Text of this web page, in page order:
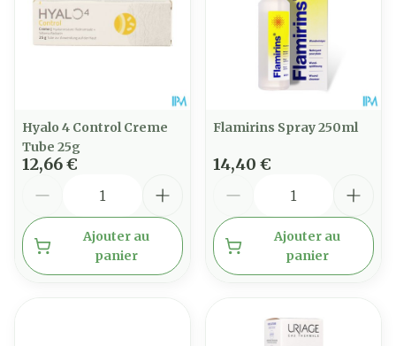
Hyalo 4 Control Creme
Tube 25g
12,66 €
Ajouter au
panier
Flamirins Spray 250ml
14,40 €
Ajouter au
panier